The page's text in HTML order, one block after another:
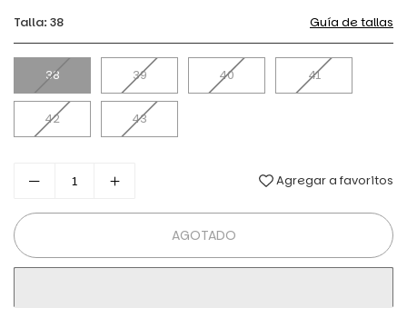
Talla: 38 Guía de tallas
38 39 40 41
42 43
Agregar a favoritos
AGOTADO